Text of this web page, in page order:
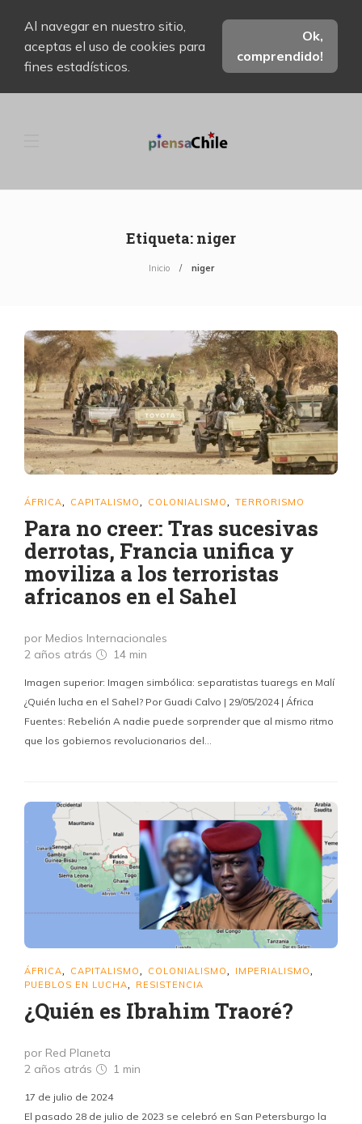
Al navegar en nuestro sitio,
aceptas el uso de cookies para
fines estadísticos.
Ok,
comprendido!
Etiqueta: niger
Inicio niger
ÁFRICA CAPITALISMO COLONIALISMO TERRORISMO
Para no creer: Tras sucesivas
derrotas, Francia unifica y
moviliza a los terroristas
africanos en el Sahel
por Medios Internacionales
2 años atrás
14 min
Imagen superior: Imagen simbólica: separatistas tuaregs en Malí
¿Quién lucha en el Sahel? Por Guadi Calvo | 29/05/2024 | África
Fuentes: Rebelión A nadie puede sorprender que al mismo ritmo
que los gobiernos revolucionarios del…
ÁFRICA CAPITALISMO COLONIALISMO IMPERIALISMO
PUEBLOS EN LUCHA RESISTENCIA
¿Quién es Ibrahim Traoré?
por Red Planeta
2 años atrás
1 min
17 de julio de 2024
El pasado 28 de julio de 2023 se celebró en San Petersburgo la